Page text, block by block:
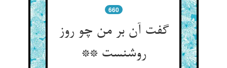
660
گفت آن بر من چو روز
روشنست **